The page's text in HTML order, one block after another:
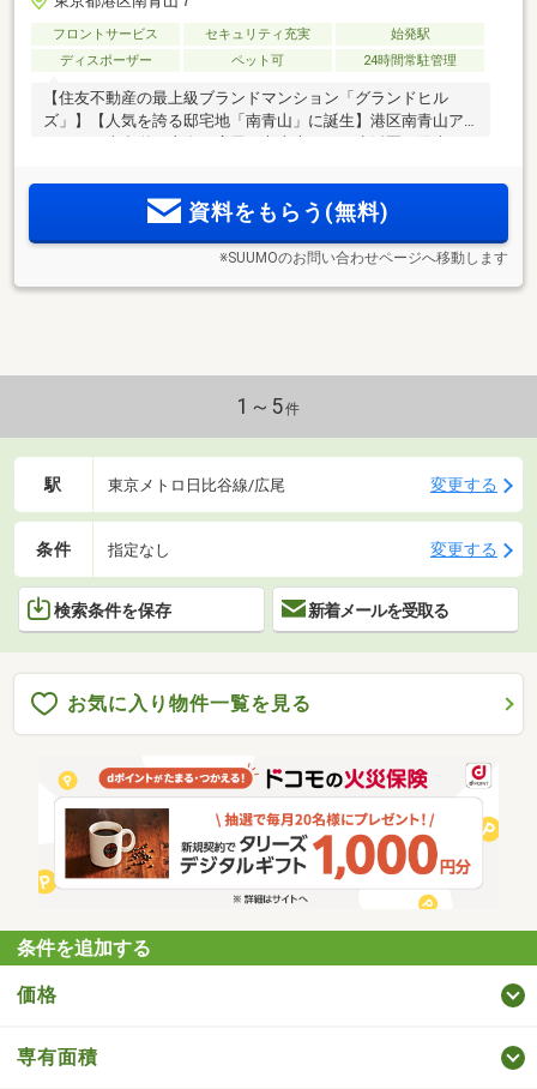
フロントサービス セキュリティ充実
始発駅
ディスポーザー
ペット可 24時間常駐管理
【住友不動産の最上級ブランドマンション「グランドヒル
ズ」】【人気を誇る邸宅地「南青山」に誕生】港区南青山ア
105邸
資料をもらう(無料)
※SUUMOのお問い合わせページへ移動します
1～5件
駅 東京メトロ日比谷線/広尾 変更する
条件 指定なし 変更する
検索条件を保存 新着メールを受取る
お気に入り物件一覧を見る
条件を追加する
価格
専有面積